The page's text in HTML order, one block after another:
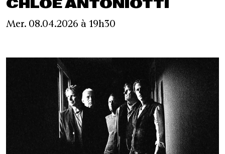
CHLOE ANTONIOTTI
Mer. 08.04.2026 à 19h30